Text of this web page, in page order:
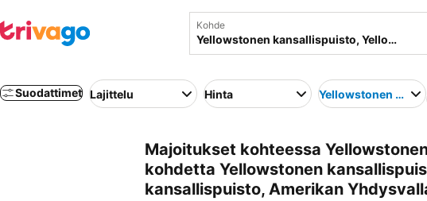
Kohde
Suodattimet Lajittelu Hinta Yellowstonen
Majoitukset kohteessa
kohdetta Yellowstonen
kansallispuisto, Amerikan